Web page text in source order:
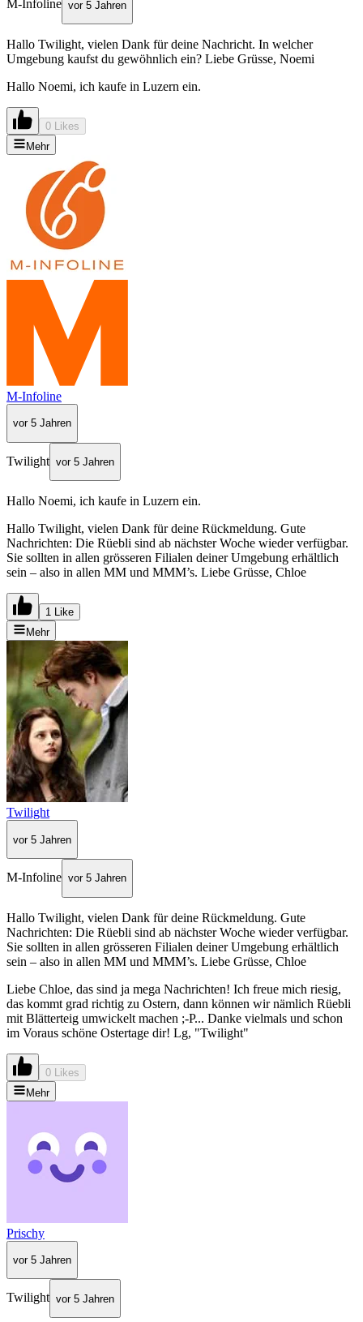
M-Infoline vor 5 Jahren
Hallo Twilight, vielen Dank für deine Nachricht. In welcher
Umgebung kaufst du gewöhnlich ein? Liebe Grüsse, Noemi
Hallo Noemi, ich kaufe in Luzern ein.
0 Likes
Mehr
M-Infoline
vor 5 Jahren
Twilight vor 5 Jahren
Hallo Noemi, ich kaufe in Luzern ein.
Hallo Twilight, vielen Dank für deine Rückmeldung. Gute
Nachrichten: Die Rüebli sind ab nächster Woche wieder verfügbar.
Sie sollten in allen grösseren Filialen deiner Umgebung erhältlich
sein – also in allen MM und MMM’s. Liebe Grüsse, Chloe
1 Like
Mehr
Twilight
vor 5 Jahren
M-Infoline vor 5 Jahren
Hallo Twilight, vielen Dank für deine Rückmeldung. Gute
Nachrichten: Die Rüebli sind ab nächster Woche wieder verfügbar.
Sie sollten in allen grösseren Filialen deiner Umgebung erhältlich
sein – also in allen MM und MMM’s. Liebe Grüsse, Chloe
Liebe Chloe, das sind ja mega Nachrichten! Ich freue mich riesig,
das kommt grad richtig zu Ostern, dann können wir nämlich Rüebli
mit Blätterteig umwickelt machen ;-P... Danke vielmals und schon
im Voraus schöne Ostertage dir! Lg, "Twilight"
0 Likes
Mehr
Prischy
vor 5 Jahren
Twilight vor 5 Jahren